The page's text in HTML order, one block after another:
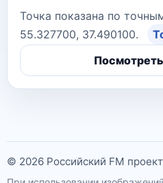
Точка показана по
55.327700, 37.490100.
© 2026 Российский FM проект